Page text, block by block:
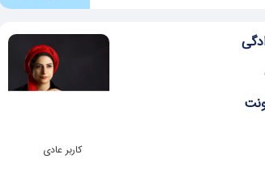
کاربر عادی